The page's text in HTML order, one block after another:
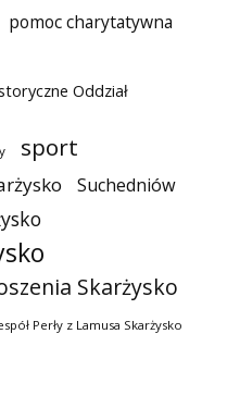
pomoc charytatywna
Oddział
sport
Suchedniów
Skarżysko
Perły z Lamusa Skarżysko